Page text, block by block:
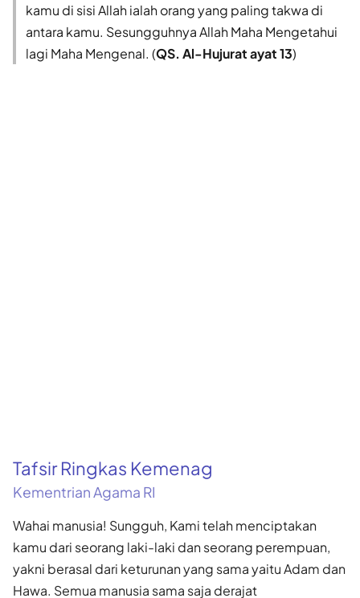
kamu di sisi Allah ialah orang yang paling takwa di
antara kamu. Sesungguhnya Allah Maha Mengetahui
lagi Maha Mengenal. (QS. Al-Hujurat ayat 13)
Tafsir Ringkas Kemenag
Kementrian Agama RI
Wahai manusia! Sungguh, Kami telah menciptakan
kamu dari seorang laki-laki dan seorang perempuan,
yakni berasal dari keturunan yang sama yaitu Adam dan
Hawa. Semua manusia sama saja derajat